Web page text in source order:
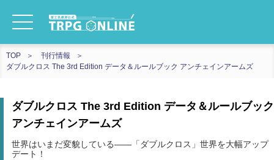
TOP
刊行情報
ダブルクロス The 3rd Edition データ＆ルールブック アンチェインアームズ
ダブルクロス The 3rd Edition データ＆ルールブック
アンチェインアームズ
世界はいまだ変貌している――「ダブルクロス」世界を大幅アップ
デート！